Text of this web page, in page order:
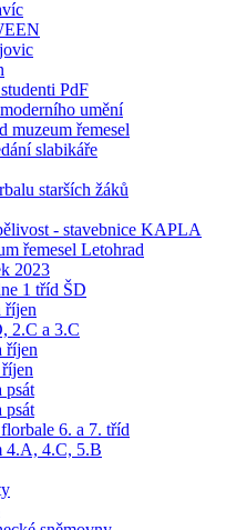
PdF
umění
muzeum řemesel
slabikáře
starších žáků
- stavebnice KAPLA
řemesel Letohrad
2023
1 tříd ŠD
říjen
2.C a 3.C
říjen
psát
psát
6. a 7. tříd
4.A, 4.C, 5.B